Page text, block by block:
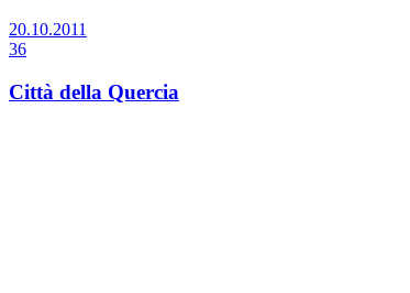
20.10.2011
36
Città della Quercia